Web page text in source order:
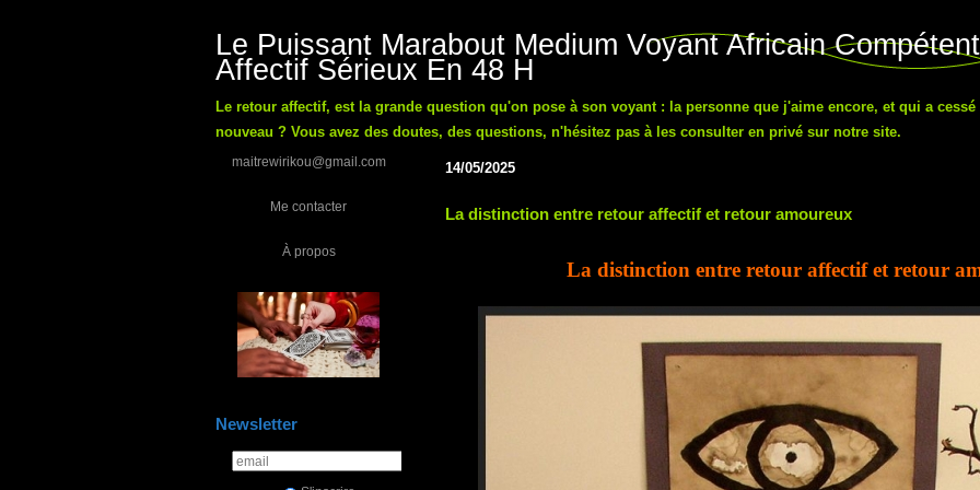
Le Puissant Marabout Medium Voyant Africain
Affectif Sérieux En 48 H
Le retour affectif, est la grande question qu'on pose à son voyant : la personne que j'aime encore, et qui a
nouveau ? Vous avez des doutes, des questions, n'hésitez pas à les consulter en privé sur notre site.
maitrewirikou@gmail.com
Me contacter
À propos
Newsletter
14/05/2025
La distinction entre retour affectif et retour amoureux
La distinction entre retour affectif et retour